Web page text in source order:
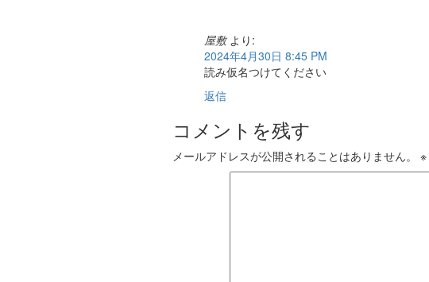
屋敷 より:
2024年4月30日 8:45 PM
読み仮名つけてください
返信
コメントを残す
メールアドレスが公開されることはありません。 ※